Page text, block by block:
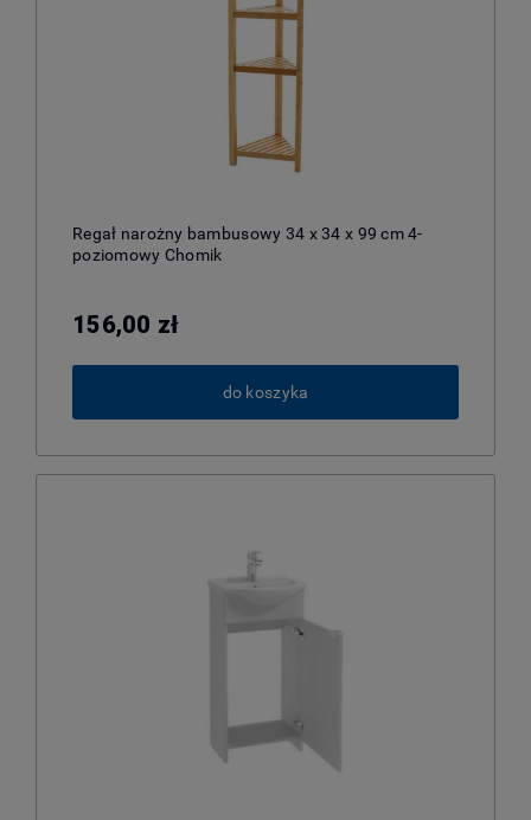
Regał narożny bambusowy 34 x 34 x 99 cm 4-
poziomowy Chomik
156,00 zł
do koszyka